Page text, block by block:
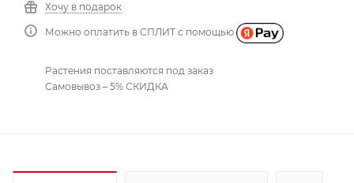
Хочу в подарок
Можно оплатить в СПЛИТ с помощью
Растения поставляются под заказ
Самовывоз – 5% СКИДКА